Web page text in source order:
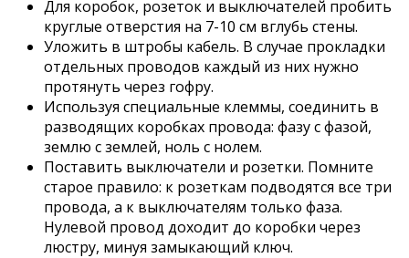
Для коробок, розеток и выключателей пробить
круглые отверстия на 7-10 см вглубь стены.
Уложить в штробы кабель. В случае прокладки
отдельных проводов каждый из них нужно
протянуть через гофру.
Используя специальные клеммы, соединить в
разводящих коробках провода: фазу с фазой,
землю с землей, ноль с нолем.
Поставить выключатели и розетки. Помните
старое правило: к розеткам подводятся все три
провода, а к выключателям только фаза.
Нулевой провод доходит до коробки через
люстру, минуя замыкающий ключ.